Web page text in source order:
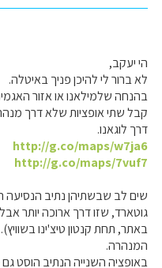
הי יעקב,
לא ברור לי להיכן פניך באיטלה.
בהנחה שלמילאנו או אזור
קבל שתי אופציות שלא דרך
דרך לוגאנו.
http://g.co/maps/w7ja6
http://g.co/maps/7vuf7
שים לב שבשתיהן נתיב
גוטארד, שזו דרך ארוכה יותר
באתר, תחת קנטון טיצ'ינו
המנהרה.
באופציה השנייה הנתיב הוסט